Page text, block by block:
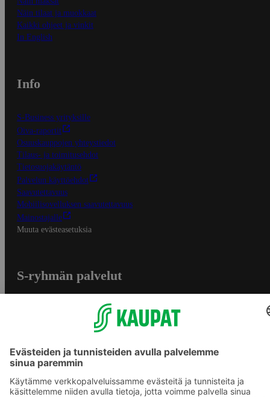
Näin tilaat ja muokkaat
Kaikki ohjeet ja vinkit
In English
Info
S-Business yrityksille
Oiva-raportit
Osuuskauppojen yhteystiedot
Tilaus- ja toimitusehdot
Tietosuojakäytäntö
Palvelun käyttöehdot
Saavutettavuus
Mobiilisovelluksen saavutettavuus
Mainostajalle
Muuta evästeasetuksia
S-ryhmän palvelut
S-ostoslista -sovellus
Prisma.fi
Sokos.fi
S-Pankki